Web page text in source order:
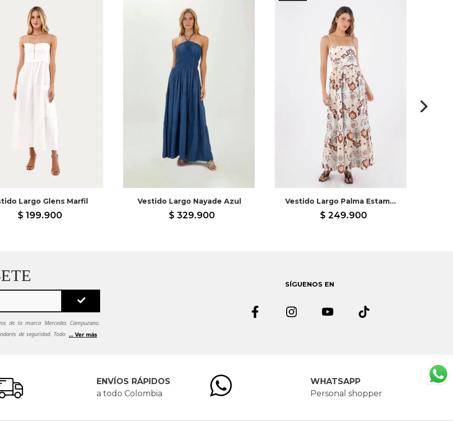
Largo Glens Marfil
$ 199.900
Vestido Largo Nayade Azul
$ 329.900
Vestido Largo Palma Estampado Marfil
$ 249.900
de la marca Mercedes Campuzano.
de seguridad. Todos tus datos se
... Ver más
SÍGUENOS EN
ENVÍOS RÁPIDOS
a todo Colombia
WHATSAPP
Personal shopper